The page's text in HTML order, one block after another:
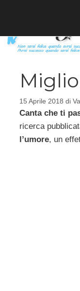
15 Aprile 2018 di
Canta che ti
ricerca
l’umore, un